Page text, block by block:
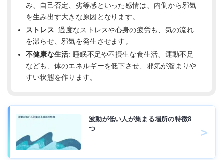
み、自己否定、劣等感といった感情は、内側から邪気
を生み出す大きな原因となります。
ストレス: 過度なストレスや心身の疲労も、気の流れ
を滞らせ、邪気を発生させます。
不健康な生活: 睡眠不足や不摂生な食生活、運動不足
なども、体のエネルギーを低下させ、邪気が溜まりや
すい状態を作ります。
波動が低い人が集まる場所の特徴8
つ